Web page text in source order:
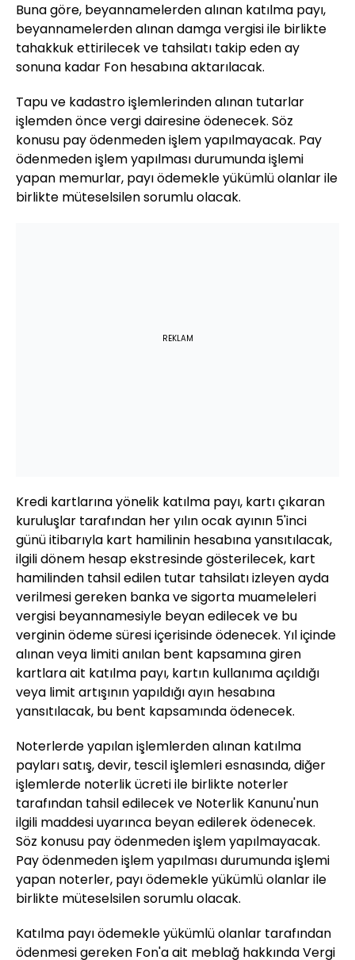
Buna göre, beyannamelerden alınan katılma payı,
beyannamelerden alınan damga vergisi ile birlikte
tahakkuk ettirilecek ve tahsilatı takip eden ay
sonuna kadar Fon hesabına aktarılacak.
Tapu ve kadastro işlemlerinden alınan tutarlar
işlemden önce vergi dairesine ödenecek. Söz
konusu pay ödenmeden işlem yapılmayacak. Pay
ödenmeden işlem yapılması durumunda işlemi
yapan memurlar, payı ödemekle yükümlü olanlar ile
birlikte müteselsilen sorumlu olacak.
REKLAM
Kredi kartlarına yönelik katılma payı, kartı çıkaran
kuruluşlar tarafından her yılın ocak ayının 5'inci
günü itibarıyla kart hamilinin hesabına yansıtılacak,
ilgili dönem hesap ekstresinde gösterilecek, kart
hamilinden tahsil edilen tutar tahsilatı izleyen ayda
verilmesi gereken banka ve sigorta muameleleri
vergisi beyannamesiyle beyan edilecek ve bu
verginin ödeme süresi içerisinde ödenecek. Yıl içinde
alınan veya limiti anılan bent kapsamına giren
kartlara ait katılma payı, kartın kullanıma açıldığı
veya limit artışının yapıldığı ayın hesabına
yansıtılacak, bu bent kapsamında ödenecek.
Noterlerde yapılan işlemlerden alınan katılma
payları satış, devir, tescil işlemleri esnasında, diğer
işlemlerde noterlik ücreti ile birlikte noterler
tarafından tahsil edilecek ve Noterlik Kanunu'nun
ilgili maddesi uyarınca beyan edilerek ödenecek.
Söz konusu pay ödenmeden işlem yapılmayacak.
Pay ödenmeden işlem yapılması durumunda işlemi
yapan noterler, payı ödemekle yükümlü olanlar ile
birlikte müteselsilen sorumlu olacak.
Katılma payı ödemekle yükümlü olanlar tarafından
ödenmesi gereken Fon'a ait meblağ hakkında Vergi